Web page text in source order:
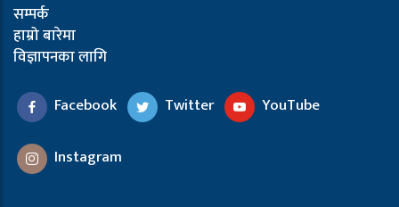
सम्पर्क
हाम्रो बारेमा
विज्ञापनका लागि
Facebook
Twitter YouTube
Instagram